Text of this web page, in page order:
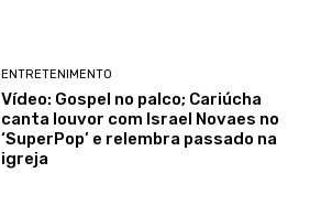
ENTRETENIMENTO
Vídeo: Gospel no palco; Cariúcha
canta louvor com Israel Novaes no
‘SuperPop’ e relembra passado na
igreja